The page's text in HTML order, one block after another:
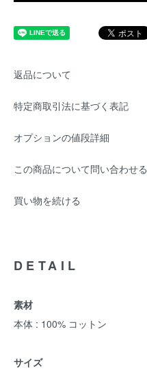
返品について
特定商取引法に基づく表記
オプションの値段詳細
この商品について問い合わせる
買い物を続ける
DETAIL
素材
本体 : 100% コットン
サイズ